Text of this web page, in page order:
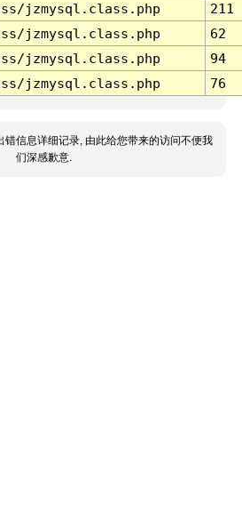
jzmysql.class.php
211
jzmysql.class.php
62
jzmysql.class.php
94
jzmysql.class.php 76
错信息详细记录, 由此给您带来的访问不便我
们深感歉意.